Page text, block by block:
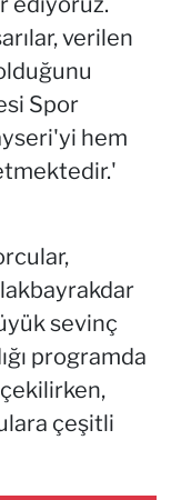
verilen
Spor
hem
sevinç
programda
çekilirken,
çeşitli